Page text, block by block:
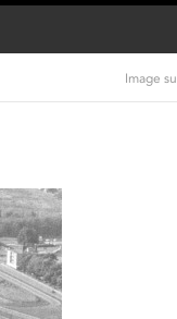
Image